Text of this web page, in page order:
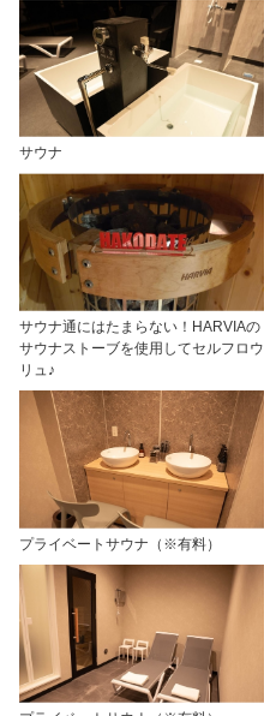
サウナ
サウナ通にはたまらない！HARVIAの
サウナストーブを使用してセルフロウ
リュ♪
プライベートサウナ（※有料）